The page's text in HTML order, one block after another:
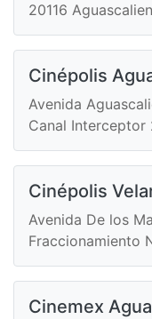
20116
Cinépolis
Avenida
Canal Interceptor
Cinépolis
Avenida De los
Fraccionamiento
Cinemex